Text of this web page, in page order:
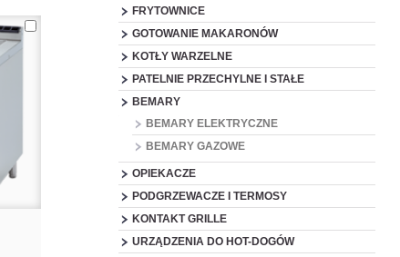
FRYTOWNICE
GOTOWANIE MAKARONÓW
KOTŁY WARZELNE
PATELNIE PRZECHYLNE I STAŁE
BEMARY
BEMARY ELEKTRYCZNE
BEMARY GAZOWE
OPIEKACZE
PODGRZEWACZE I TERMOSY
KONTAKT GRILLE
URZĄDZENIA DO HOT-DOGÓW